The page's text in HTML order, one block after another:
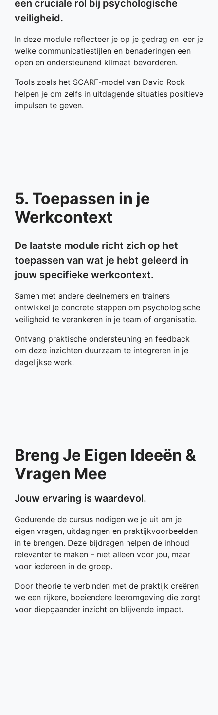
een cruciale rol bij psychologische
veiligheid.
In deze module reflecteer je op je gedrag en leer je
welke communicatiestijlen en benaderingen een
open en ondersteunend klimaat bevorderen.
Tools zoals het SCARF-model van David Rock
helpen je om zelfs in uitdagende situaties positieve
impulsen te geven.
5. Toepassen in je
Werkcontext
De laatste module richt zich op het
toepassen van wat je hebt geleerd in
jouw specifieke werkcontext.
Samen met andere deelnemers en trainers
ontwikkel je concrete stappen om psychologische
veiligheid te verankeren in je team of organisatie.
Ontvang praktische ondersteuning en feedback
om deze inzichten duurzaam te integreren in je
dagelijkse werk.
Breng Je Eigen Ideeën &
Vragen Mee
Jouw ervaring is waardevol.
Gedurende de cursus nodigen we je uit om je
eigen vragen, uitdagingen en praktijkvoorbeelden
in te brengen. Deze bijdragen helpen de inhoud
relevanter te maken – niet alleen voor jou, maar
voor iedereen in de groep.
Door theorie te verbinden met de praktijk creëren
we een rijkere, boeiendere leeromgeving die zorgt
voor diepgaander inzicht en blijvende impact.